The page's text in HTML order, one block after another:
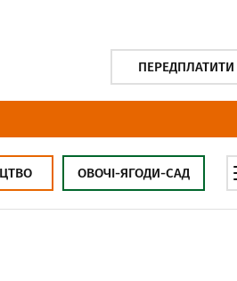
ПЕРЕДПЛАТИТИ
ОВОЧІ-ЯГОДИ-САД